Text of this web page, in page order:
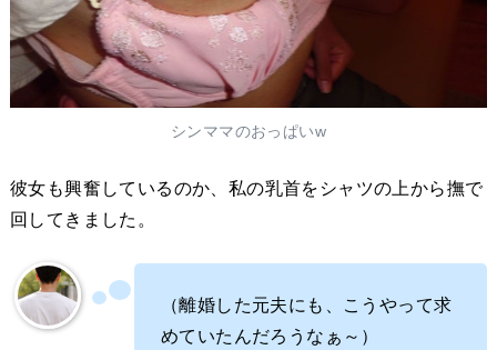
シンママのおっぱいw
彼女も興奮しているのか、私の乳首をシャツの上から撫で
回してきました。
（離婚した元夫にも、こうやって求
めていたんだろうなぁ～）